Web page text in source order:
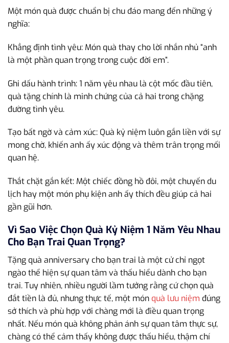
Một món quà được chuẩn bị chu đáo mang đến những ý
nghĩa:
Khẳng định tình yêu: Món quà thay cho lời nhắn nhủ “anh
là một phần quan trọng trong cuộc đời em”.
Ghi dấu hành trình: 1 năm yêu nhau là cột mốc đầu tiên,
quà tặng chính là minh chứng của cả hai trong chặng
đường tình yêu.
Tạo bất ngờ và cảm xúc: Quà kỷ niệm luôn gắn liền với sự
mong chờ, khiến anh ấy xúc động và thêm trân trọng mối
quan hệ.
Thắt chặt gắn kết: Một chiếc đồng hồ đôi, một chuyến du
lịch hay một món phụ kiện anh ấy thích đều giúp cả hai
gần gũi hơn.
Vì Sao Việc Chọn Quà Kỷ Niệm 1 Năm Yêu Nhau
Cho Bạn Trai Quan Trọng?
Tặng quà anniversary cho bạn trai là một cử chỉ ngọt
ngào thể hiện sự quan tâm và thấu hiểu dành cho bạn
trai. Tuy nhiên, nhiều người lầm tưởng rằng cứ chọn quà
đắt tiền là đủ, nhưng thực tế, một món quà lưu niệm đúng
sở thích và phù hợp với chàng mới là điều quan trọng
nhất. Nếu món quà không phản ánh sự quan tâm thực sự,
chàng có thể cảm thấy không được thấu hiểu, thậm chí